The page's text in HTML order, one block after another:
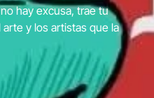
hay excusa, trae tu
y los artistas que la